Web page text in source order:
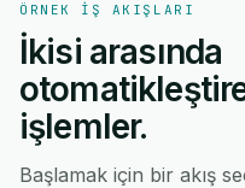
ÖRNEK IŞ AKIŞLARI
İkisi arasında
işlemler.
Başlamak için bir akış